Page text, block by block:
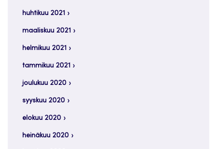
huhtikuu 2021
maaliskuu 2021
helmikuu 2021
tammikuu 2021
joulukuu 2020
syyskuu 2020
elokuu 2020
heinäkuu 2020